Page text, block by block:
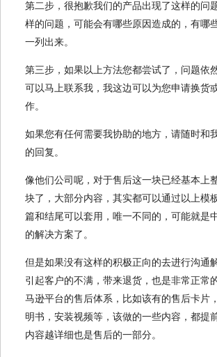
第二步，很抱歉我们的产品出现了这样的问
样的问题，可能会有哪些原因造成的，有哪
一列出来。
第三步，如果以上方法您都尝试了，问题依
可以马上联系我，我这边可以为您申请换货
作。
如果您有任何需要我协助的地方，请随时和
的回复。
像他们公司呢，对于售后这一块已经基本上
块了，大部分内容，其实都可以通过以上模
篇和结尾可以套用，唯一不同的，可能就是
的解决方案了。
但是如果没有这样的积极正向的去进行沟通
引起客户的不满，带来退货，也是非常正常
马逊平台的售后体系，比如该有的售后卡片
明书，安装视频等，该做的一些内容，都提
内容越详细也是售后的一部分。